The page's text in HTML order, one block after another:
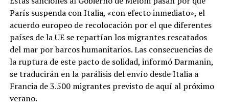
París suspenda con Italia, «con efecto inmediato», el
acuerdo europeo de recolocación por el que diferentes
países de la UE se repartían los migrantes rescatados
del mar por barcos humanitarios. Las consecuencias de
la ruptura de este pacto de solidad, informó Darmanin,
se traducirán en la parálisis del envío desde Italia a
Francia de 3.500 migrantes previsto de aquí al próximo
verano.